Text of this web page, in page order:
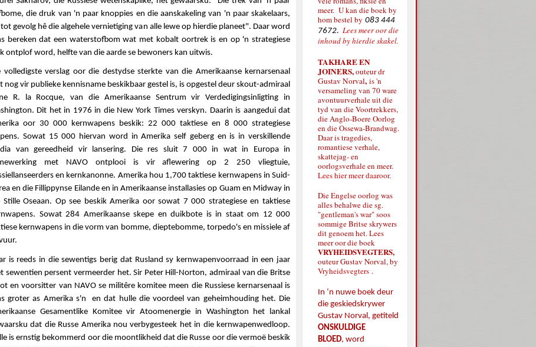
die druk van 'n paar knoppies en die aanskakeling van 'n paar skakelaars,
tot gevolg hê die algehele vernietiging van alle lewe op hierdie planeet". Daar word
bereken dat een waterstofbom wat met kobalt oortrek is en op 'n strategiese
ontplof word, helfte van die aarde se bewoners kan uitwis.
volledigste verslag oor die destydse sterkte van die Amerikaanse kernarsenaal
nog vir publieke kennisname beskikbaar gestel is, is opgestel deur skout-admiraal
R. la Rocque, van die Amerikaanse Sentrum vir Verdedigingsinligting in
Dit het in 1976 in die New York Times verskyn. Daarin is aangedui dat
oor 30 000 kernwapens beskik: 22 000 taktiese en 8 000 strategiese
Sowat 15 000 hiervan word in Amerika self geberg en is in verskillende
van gereedheid vir lansering. Die res sluit 7 000 in wat in Europa in
met NAVO ontplooi is vir aflewering op 2 250 vliegtuie,
en kernkanonne. Amerika hou 1,700 taktiese kernwapens in Suid-
en die Fillippynse Eilande en in Amerikaanse installasies op Guam en Midway in
Stille Oseaan. Op see beskik Amerika oor sowat 7 000 strategiese en taktiese
Sowat 284 Amerikaanse skepe en duikbote is in staat om 12 000
kernwapens in die vorm van bomme, dieptebomme, torpedo's en missiele af
is reeds in die sewentigs berig dat Rusland sy kernwapenvoorraad in een jaar
sewentien persent vermeerder het. Sir Peter Hill-Norton, admiraal van die Britse
en voorsitter van NAVO se militêre komitee meen die Russiese kernarsenaal is
groter as Amerika s'n en dat hulle die voordeel van geheimhouding het. Die
Gesamentlike Komitee vir Atoomenergie in Washington het lankal
dat die Russe Amerika nou verbygesteek het in die kernwapenwedloop.
is ernstig bekommerd oor die moontlikheid dat die Russe oor die vermoë beskik
meer. U kan die boek by
hom bestel by 083 444
7672. Lees meer oor die
inhoud by hierdie skakel.
TAKHARE EN
JOINERS,outeur dr
Gustav Norval, is 'n
versameling van 70 ware
avontuurverhale uit die
tyd van die Voortrekkers,
die Anglo-Boere Oorlog
en die Ossewa-Brandwag.
Daar is tragedies,
romantiese verhale,
skattejag- en
oorlogsverhale en meer.
Lees hier meer daaroor.
Die Engelse oorlog was
alles behalwe die sg.
"gentleman's war" soos
sommige Britse skrywers
dit genoem het. Lees
meer oor die boek
VRYHEIDSVEGTERS,
outeur Gustav Norval, by
Vryheidsvegters .
In ‘n nuwe boek deur
die geskiedskrywer
Gustav Norval, getiteld
ONSKULDIGE
BLOED, word